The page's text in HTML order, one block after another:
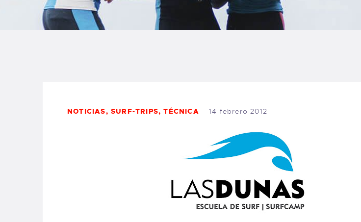
BLOG
TIENDA FAMILY
SURFERS
WEBCAM SALINAS
PEDIDOS
NOTICIAS,SURF-TRIPS,TÉCNICA 14 febrero 2012